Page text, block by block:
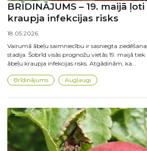
BRĪDINĀJUMS – 19. maijā
kraupja infekcijas risks
18.05.2026.
Vairumā ābeļu saimniecību ir sasniegta
stadija. Šobrīd visās prognožu vietās 19. maijā
ābeļu kraupja infekcijas risks. Atgādinām, ka…
Brīdinājums Augļaugi